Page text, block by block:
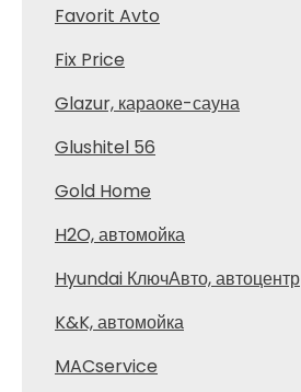
Favorit Avto
Fix Price
Glazur, караоке-сауна
Glushitel 56
Gold Home
H2O, автомойка
Hyundai КлючАвто, автоцентр
K&K, автомойка
MACservice